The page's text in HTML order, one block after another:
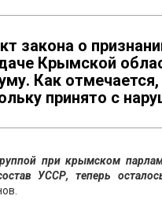
закона о
Крымской
Как
принято с
при крымском
УССР, теперь